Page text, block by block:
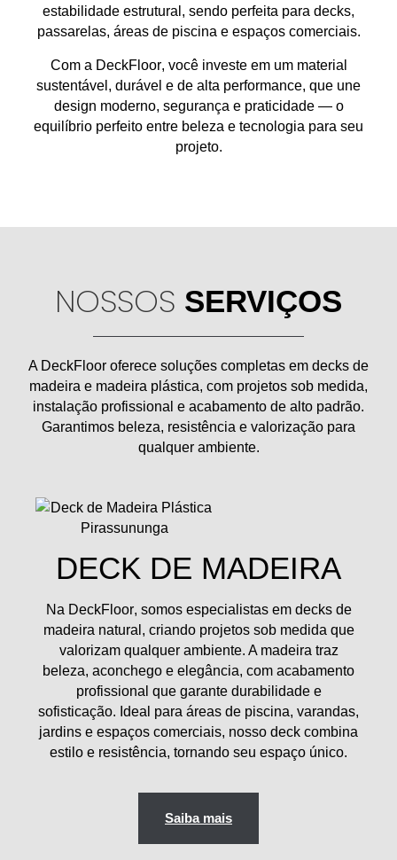
estabilidade estrutural , sendo perfeita para decks,
passarelas, áreas de piscina e espaços comerciais.
Com a DeckFloor, você investe em um material
sustentável, durável e de alta performance, que une
design moderno, segurança e praticidade— o
equilíbrio perfeito entre beleza e tecnologia para seu
projeto.
NOSSOS SERVIÇOS
A DeckFloor oferece soluções completas em decks de
madeira e madeira plástica, com projetos sob medida,
instalação profissional e acabamento de alto padrão.
Garantimos beleza, resistência e valorização para
qualquer ambiente.
DECK DE MADEIRA
Na DeckFloor, somos especialistas em decks de
madeira natural , criando projetos sob medida que
valorizam qualquer ambiente. A madeira traz
beleza, aconchego e elegância, com acabamento
profissional que garante durabilidade e
sofisticação. Ideal para áreas de piscina, varandas,
jardins e espaços comerciais, nosso deck combina
estilo e resistência, tornando seu espaço único.
Saiba mais